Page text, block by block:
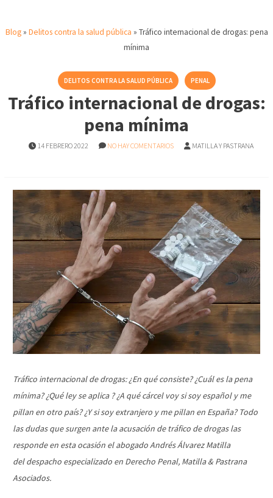
Blog» Delitos contra la salud pública » Tráfico internacional de drogas: pena
mínima
DELITOS CONTRA LA SALUD PÚBLICA PENAL
Tráfico internacional de drogas:
pena mínima
14 FEBRERO 2022 NO HAY COMENTARIOS MATILLA Y PASTRANA
Tráfico internacional de drogas: ¿En qué consiste? ¿Cuál es la pena
mínima? ¿Qué ley se aplica ? ¿A qué cárcel voy si soy español y me
pillan en otro país? ¿Y si soy extranjero y me pillan en España? Todo
las dudas que surgen ante la acusación de tráfico de drogas las
responde en esta ocasión el abogadoAndrés Álvarez Matilla
deldespacho especializado en Derecho Penal, Matilla & Pastrana
Asociados.